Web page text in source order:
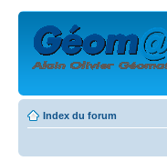
Index du forum